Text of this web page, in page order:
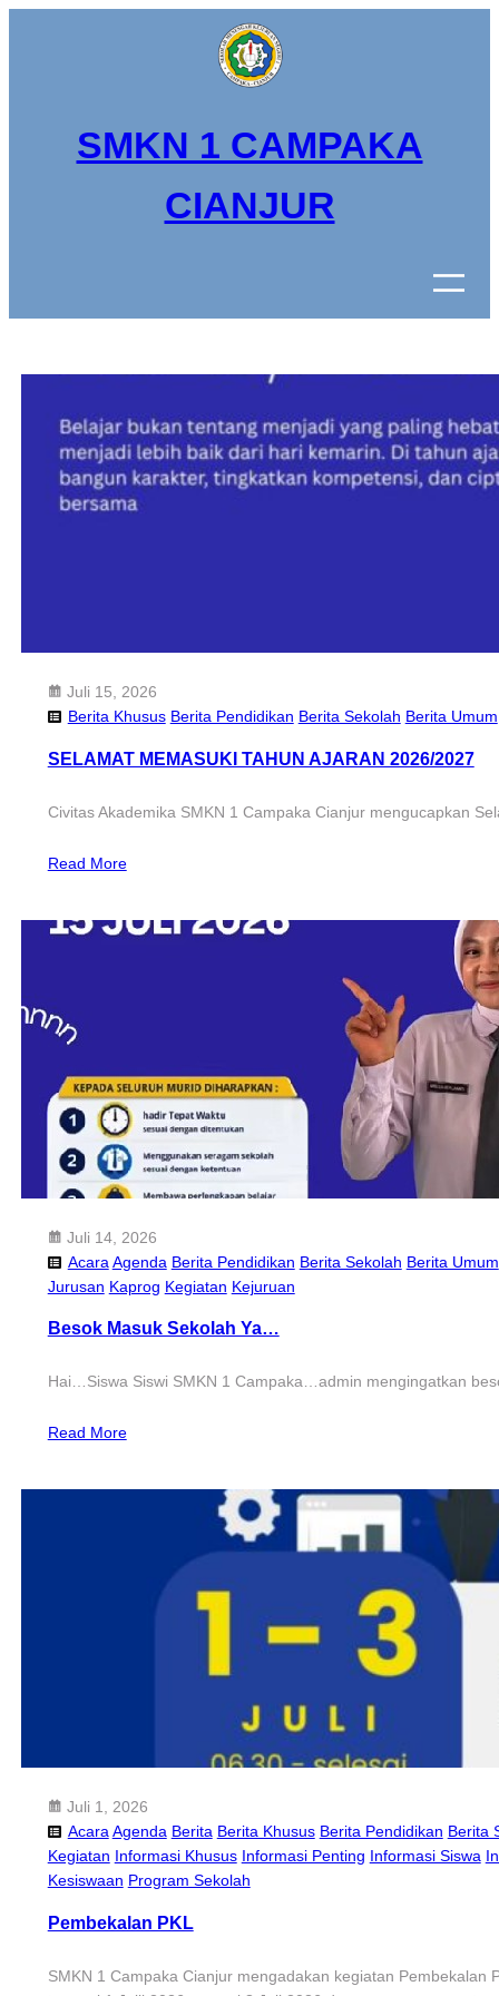
SMKN 1 CAMPAKA
CIANJUR
Juli 15, 2026
Berita Khusus Berita Pendidikan Berita Sekolah Berita Umum
SELAMAT MEMASUKI TAHUN AJARAN 2026/2027
Civitas Akademika SMKN 1 Campaka Cianjur mengucapkan
Read More
Juli 14, 2026
Acara Agenda Berita Pendidikan Berita Sekolah Berita Umum
Jurusan Kaprog Kegiatan Kejuruan
Besok Masuk Sekolah Ya…
Hai…Siswa Siswi SMKN 1 Campaka…admin mengingatkan
Read More
Juli 1, 2026
Acara Agenda Berita Berita Khusus Berita Pendidikan Berita
Kegiatan Informasi Khusus Informasi Penting Informasi Siswa
Kesiswaan Program Sekolah
Pembekalan PKL
SMKN 1 Campaka Cianjur mengadakan kegiatan